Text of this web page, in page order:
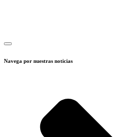
Navega por nuestras noticias